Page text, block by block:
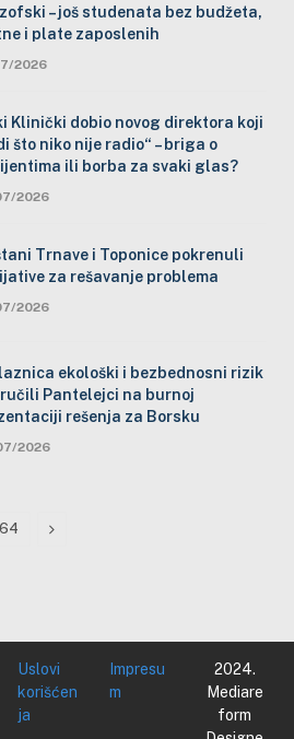
– još studenata bez budžeta,
i plate zaposlenih
2026
Klinički dobio novog direktora koji
što niko nije radio“ – briga o
ili borba za svaki glas?
2026
Trnave i Toponice pokrenuli
za rešavanje problema
2026
ekološki i bezbednosni rizik
Pantelejci na burnoj
rešenja za Borsku
2026
Next
Uslovi
korišćen
ja
Impresu
m
2024.
Mediare
form